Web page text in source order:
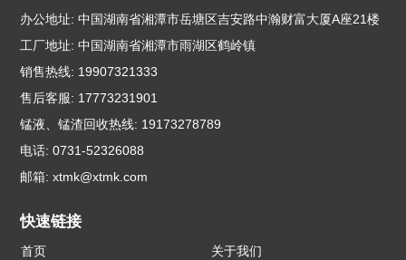
办公地址: 中国湖南省湘潭市岳塘区吉安路中瀚财富大厦A座21楼
工厂地址: 中国湖南省湘潭市雨湖区鹤岭镇
销售热线: 19907321333
售后客服: 17773231901
锰液、锰渣回收热线: 19173278789
电话: 0731-52326088
邮箱:xtmk@xtmk.com
快速链接
首页
关于我们